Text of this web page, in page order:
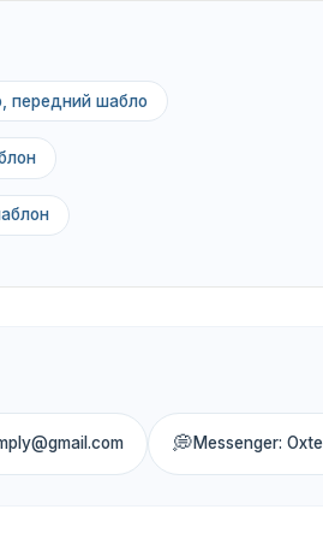
передний шабло
💭Messenger: